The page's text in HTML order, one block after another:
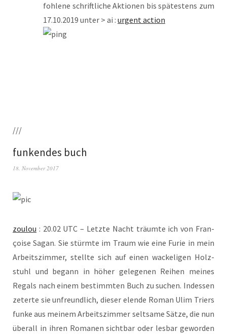
foh­le­ne schrift­li­che Aktio­nen bis spä­tes­tens zum
17.10.2019 unter > ai : urgent action
///
funkendes buch
18. November 2017
zou­lou : 20.02 UTC – Letz­te Nacht träum­te ich von Fran­
çoi­se Sagan. Sie stürm­te im Traum wie eine Furie in mein
Arbeits­zim­mer, stell­te sich auf einen wacke­li­gen Holz­
stuhl und begann in höher gele­ge­nen Rei­hen mei­nes
Regals nach einem bestimm­ten Buch zu suchen. Indes­sen
zeter­te sie unfreund­lich, die­ser elen­de Roman Ulim Triers
fun­ke aus mei­nem Arbeits­zim­mer selt­sa­me Sät­ze, die nun
über­all in ihren Roma­nen sicht­bar oder les­bar gewor­den